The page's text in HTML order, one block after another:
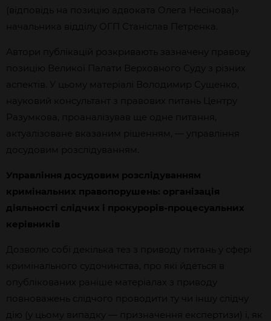
(відповідь на позицію адвоката Олега Несінова)»
начальника відділу ОГП Станіслав Петренка.
Автори публікацій розкривають зазначену правову
позицію Великої Палати Верховного Суду з різних
аспектів. У цьому матеріалі Володимир Сущенко,
науковий консультант з правових питань Центру
Разумкова, проаналізував ще одне питання,
актуалізоване вказаним рішенням, — управління
досудовим розслідуванням.
Управління досудовим розслідуванням
кримінальних правопорушень: організація
діяльності слідчих і прокурорів-процесуальних
керівників
Дозволю собі декілька тез з приводу питань у сфері
кримінального судочинства, про які йдеться в
опублікованих раніше матеріалах з приводу
повноважень слідчого проводити ту чи іншу слідчу
дію (у цьому випадку — призначення експертизи) і, як